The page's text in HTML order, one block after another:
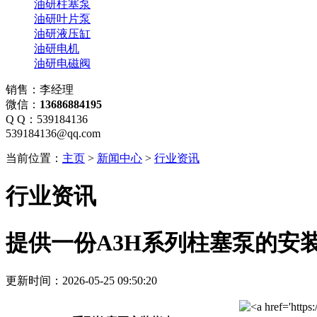
油研柱塞泵
油研叶片泵
油研液压缸
油研电机
油研电磁阀
销售：李经理
微信： 13686884195
Q Q：539184136
539184136@qq.com
当前位置： 主页 > 新闻中心 > 行业资讯
行业资讯
提供一份A3H系列柱塞泵的安
更新时间：2026-05-25 09:50:20